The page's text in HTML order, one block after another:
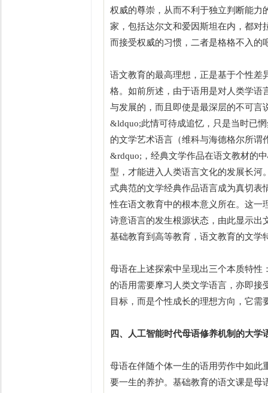
权威的尊崇，从而不利于独立判断能力
家，包括达尔文和爱因斯坦在内，都对
而接受权威的习惯，二者是格格不入的
语文教育的最高理想，正是基于个性差
格。如前所述，由于语用是对人类学语
与发展的，而且即使是最深层的不可言
&ldquo;此情可待成追忆，只是当时已
的文学艺术语言（维科与海德格尔所
&rdquo;，经典文学作品在语文教材的
型，才能进入人类语言文化的发展长河
式典范的文学经典作品语言成为真切表
性在语文教育中的根本意义所在。这一
诗意语言的发生根源状态，由此显示出
基础教育到高等教育，语文教育的文学
母语在上述探索中呈现出三个本质特性
的语用需要摩习人类文学语言，亦即
目标，而是个性成长的理想方向，它
四、人工智能时代母语修养机制的大学
母语在伴随个体一生的语用劳作中如此
要一生的养护。基础教育的语文课是母